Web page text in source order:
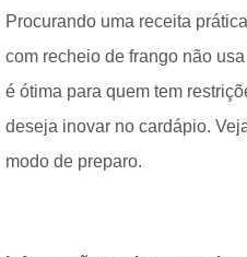
Procurando uma receita
com recheio de frango não
é ótima para quem tem
deseja inovar no cardápio.
modo de preparo.